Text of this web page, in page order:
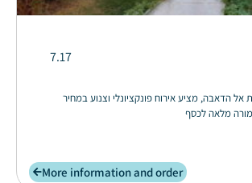
7.17
אל הדאבה, מציע אירוח פונקציונלי וצנוע במחיר
מלאה לכסף
More information and order